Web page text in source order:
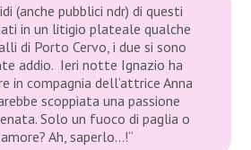
(anche pubblici ndr) di questi
in un litigio plateale qualche
di Porto Cervo, i due si sono
addio. Ieri notte Ignazio ha
in compagnia dell’attrice Anna
scoppiata una passione
Solo un fuoco di paglia o
Ah, saperlo…!“